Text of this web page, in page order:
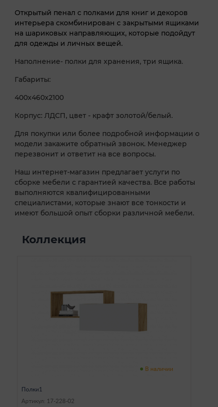
Открытый пенал с полками для книг и декоров
интерьера скомбинирован с закрытыми ящиками
на шариковых направляющих, которые подойдут
для одежды и личных вещей.
Наполнение- полки для хранения, три ящика.
Габариты:
400х460х2100
Корпус: ЛДСП, цвет - крафт золотой/белый.
Для покупки или более подробной информации о
модели закажите обратный звонок. Менеджер
перезвонит и ответит на все вопросы.
Наш интернет-магазин предлагает услуги по
сборке мебели с гарантией качества. Все работы
выполняются квалифицированными
специалистами, которые знают все тонкости и
имеют большой опыт сборки различной мебели.
Коллекция
В наличии
Полки1
Артикул: 17-228-02